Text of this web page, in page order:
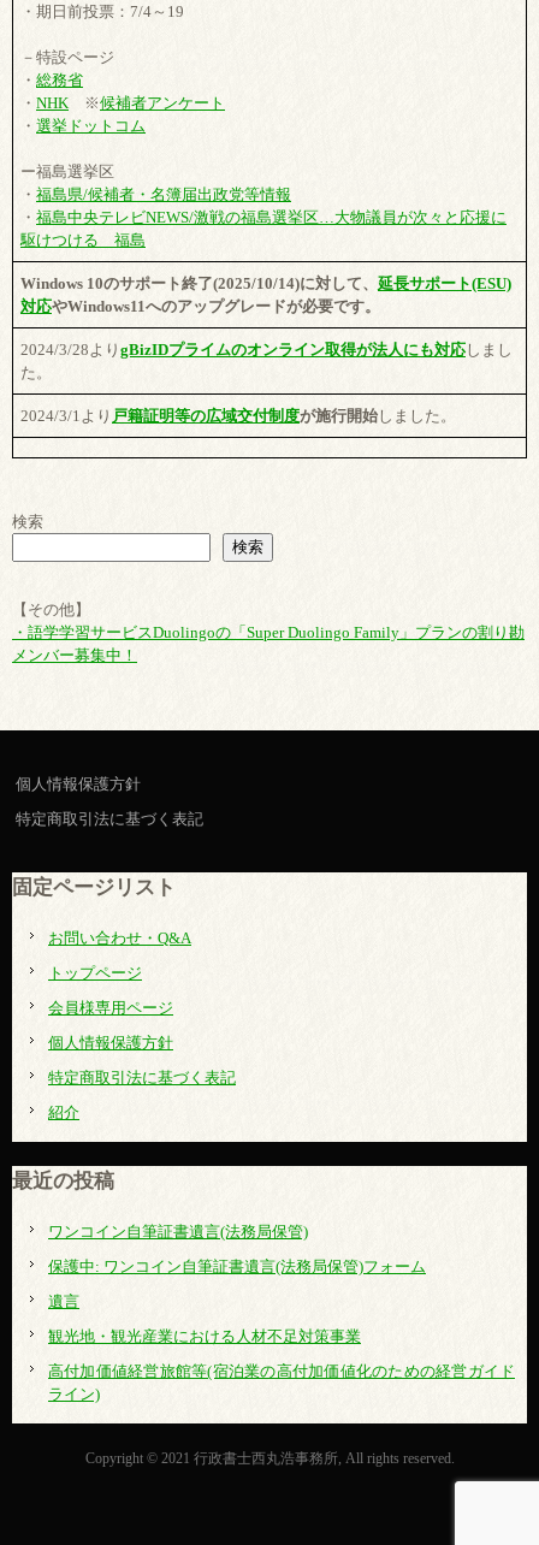
・期日前投票：7/4～19
－特設ページ
・ 総務省
・ NHK※候補者アンケート
・ 選挙ドットコム
ー福島選挙区
・ 福島県/候補者・名簿届出政党等情報
・ 福島中央テレビNEWS/激戦の福島選挙区…大物議員が次々と応援に
駆けつける 福島
Windows 10のサポート終了(2025/10/14)に対して、 延長サポート(ESU)
対応やWindows11へのアップグレードが必要です。
2024/3/28より gBizIDプライムのオンライン取得が法人にも対応 しまし
た。
2024/3/1より 戸籍証明等の広域交付制度が施行開始 しました。
検索
検索
【その他】
・語学学習サービスDuolingoの「Super Duolingo Family」プランの割り勘
メンバー募集中！
個人情報保護方針
特定商取引法に基づく表記
固定ページリスト
お問い合わせ・Q&A
トップページ
会員様専用ページ
個人情報保護方針
特定商取引法に基づく表記
紹介
最近の投稿
ワンコイン自筆証書遺言(法務局保管)
保護中: ワンコイン自筆証書遺言(法務局保管)フォーム
遺言
観光地・観光産業における人材不足対策事業
高付加価値経営旅館等(宿泊業の高付加価値化のための経営ガイド
ライン)
Copyright © 2021 行政書士西丸浩事務所, All rights reserved.